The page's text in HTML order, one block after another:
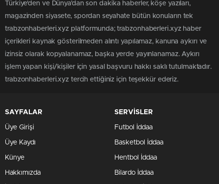
Türkiye'den ve Dünya’dan son dakika haberler, köşe yazıları,
magazinden siyasete, spordan seyahate bütün konuların tek
trabzonhaberleri.xyz platformunda; trabzonhaberleri.xyz haber
içerikleri kaynak gösterilmeden alıntı yapılamaz, kanuna aykırı ve
izinsiz olarak kopyalanamaz, başka yerde yayınlanamaz. Aykırı
işlem yapan kişi/kişiler için yasal başvuru hakkı saklı tutulmaktadır.
trabzonhaberleri.xyz tercih ettiğiniz için teşekkür ederiz.
SAYFALAR
Üye Girişi
Üye Kaydı
Künye
Hakkımızda
SERVİSLER
Futbol İddaa
Basketbol İddaa
Hentbol İddaa
Bilardo İddaa